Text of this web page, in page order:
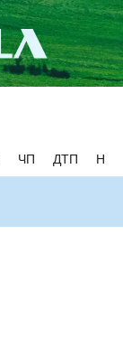
ЧП ДТП